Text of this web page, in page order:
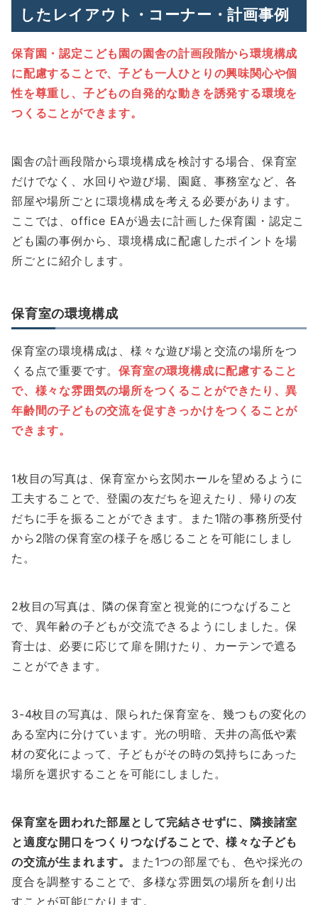
したレイアウト・コーナー・計画事例
保育園・認定こども園の園舎の計画段階から環境構成
に配慮することで、子ども一人ひとりの興味関心や個
性を尊重し、子どもの自発的な動きを誘発する環境を
つくることができます。
園舎の計画段階から環境構成を検討する場合、保育室
だけでなく、水回りや遊び場、園庭、事務室など、各
部屋や場所ごとに環境構成を考える必要があります。
ここでは、office EAが過去に計画した保育園・認定こ
ども園の事例から、環境構成に配慮したポイントを場
所ごとに紹介します。
保育室の環境構成
保育室の環境構成は、様々な遊び場と交流の場所をつ
くる点で重要です。保育室の環境構成に配慮すること
で、様々な雰囲気の場所をつくることができたり、異
年齢間の子どもの交流を促すきっかけをつくることが
できます。
1枚目の写真は、保育室から玄関ホールを望めるように
工夫することで、登園の友だちを迎えたり、帰りの友
だちに手を振ることができます。また1階の事務所受付
から2階の保育室の様子を感じることを可能にしまし
た。
2枚目の写真は、隣の保育室と視覚的につなげること
で、異年齢の子どもが交流できるようにしました。保
育士は、必要に応じて扉を開けたり、カーテンで遮る
ことができます。
3-4枚目の写真は、限られた保育室を、幾つもの変化の
ある室内に分けています。光の明暗、天井の高低や素
材の変化によって、子どもがその時の気持ちにあった
場所を選択することを可能にしました。
保育室を囲われた部屋として完結させずに、隣接諸室
と適度な開口をつくりつなげることで、様々な子ども
の交流が生まれます。
また1つの部屋でも、色や採光の
度合を調整することで、多様な雰囲気の場所を創り出
すことが可能になります。